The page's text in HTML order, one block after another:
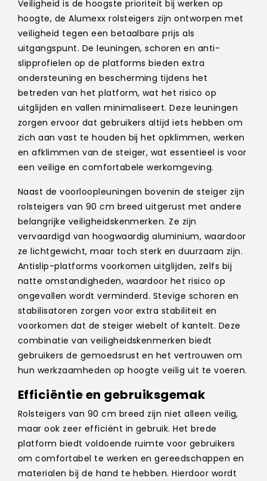
Veiligheid is de hoogste prioriteit bij werken op
hoogte, de Alumexx rolsteigers zijn ontworpen met
veiligheid tegen een betaalbare prijs als
uitgangspunt. De leuningen, schoren en anti-
slipprofielen op de platforms bieden extra
ondersteuning en bescherming tijdens het
betreden van het platform, wat het risico op
uitglijden en vallen minimaliseert. Deze leuningen
zorgen ervoor dat gebruikers altijd iets hebben om
zich aan vast te houden bij het opklimmen, werken
en afklimmen van de steiger, wat essentieel is voor
een veilige en comfortabele werkomgeving.
Naast de voorloopleuningen bovenin de steiger zijn
rolsteigers van 90 cm breed uitgerust met andere
belangrijke veiligheidskenmerken. Ze zijn
vervaardigd van hoogwaardig aluminium, waardoor
ze lichtgewicht, maar toch sterk en duurzaam zijn.
Antislip-platforms voorkomen uitglijden, zelfs bij
natte omstandigheden, waardoor het risico op
ongevallen wordt verminderd. Stevige schoren en
stabilisatoren zorgen voor extra stabiliteit en
voorkomen dat de steiger wiebelt of kantelt. Deze
combinatie van veiligheidskenmerken biedt
gebruikers de gemoedsrust en het vertrouwen om
hun werkzaamheden op hoogte veilig uit te voeren.
Efficiëntie en gebruiksgemak
Rolsteigers van 90 cm breed zijn niet alleen veilig,
maar ook zeer efficiënt in gebruik. Het brede
platform biedt voldoende ruimte voor gebruikers
om comfortabel te werken en gereedschappen en
materialen bij de hand te hebben. Hierdoor wordt